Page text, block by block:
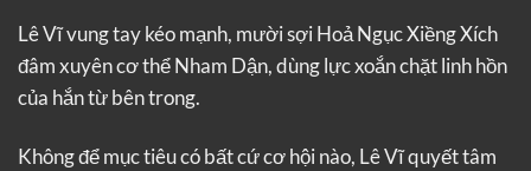
Lê Vĩ vung tay kéo mạnh, mười sợi Hoả Ngục Xiềng Xích
đâm xuyên cơ thể Nham Dận, dùng lực xoắn chặt linh hồn
của hắn từ bên trong.
Không để mục tiêu có bất cứ cơ hội nào, Lê Vĩ quyết tâm